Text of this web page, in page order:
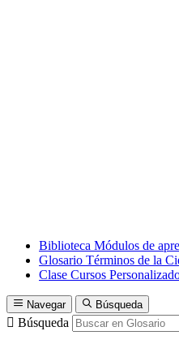
Biblioteca Módulos de
Glosario Términos de la
Clase Cursos
Navegar Búsqueda
Búsqueda